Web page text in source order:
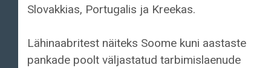
Slovakkias, Portugalis ja Kreekas.
Lähinaabritest näiteks Soome kuni aastaste
pankade poolt väljastatud tarbimislaenude